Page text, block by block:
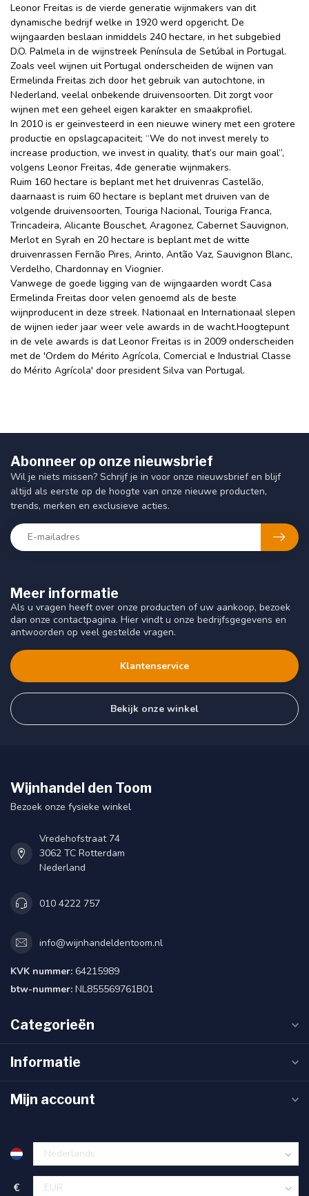
Leonor Freitas is de vierde generatie wijnmakers van dit
dynamische bedrijf welke in 1920 werd opgericht. De
wijngaarden beslaan inmiddels 240 hectare, in het subgebied
D.O. Palmela in de wijnstreek Península de Setúbal in Portugal.
Zoals veel wijnen uit Portugal onderscheiden de wijnen van
Ermelinda Freitas zich door het gebruik van autochtone, in
Nederland, veelal onbekende druivensoorten. Dit zorgt voor
wijnen met een geheel eigen karakter en smaakprofiel.
In 2010 is er geïnvesteerd in een nieuwe winery met een grotere
productie en opslagcapaciteit; “We do not invest merely to
increase production, we invest in quality, that’s our main goal”,
volgens Leonor Freitas, 4de generatie wijnmakers.
Ruim 160 hectare is beplant met het druivenras Castelão,
daarnaast is ruim 60 hectare is beplant met druiven van de
volgende druivensoorten, Touriga Nacional, Touriga Franca,
Trincadeira, Alicante Bouschet, Aragonez, Cabernet Sauvignon,
Merlot en Syrah en 20 hectare is beplant met de witte
druivenrassen Fernão Pires, Arinto, Antão Vaz, Sauvignon Blanc,
Verdelho, Chardonnay en Viognier.
Vanwege de goede ligging van de wijngaarden wordt Casa
Ermelinda Freitas door velen genoemd als de beste
wijnproducent in deze streek. Nationaal en Internationaal slepen
de wijnen ieder jaar weer vele awards in de wacht.Hoogtepunt
in de vele awards is dat Leonor Freitas is in 2009 onderscheiden
met de 'Ordem do Mérito Agrícola, Comercial e Industrial Classe
do Mérito Agrícola' door president Silva van Portugal.
Meer informatie
Als u vragen heeft over onze producten of uw aankoop, bezoek
dan onze contactpagina. Hier vindt u onze bedrijfsgegevens en
antwoorden op veel gestelde vragen.
Klantenservice
Bekijk onze winkel
Abonneer op onze nieuwsbrief
Wil je niets missen? Schrijf je in voor onze nieuwsbrief en blijf
altijd als eerste op de hoogte van onze nieuwe producten,
trends, merken en exclusieve acties.
Wijnhandel den Toom
Bezoek onze fysieke winkel
Vredehofstraat 74
3062 TC Rotterdam
Nederland
010 4222 757
info@wijnhandeldentoom.nl
KVK nummer: 64215989
btw-nummer: NL855569761B01
Categorieën
Informatie
Mijn account
€